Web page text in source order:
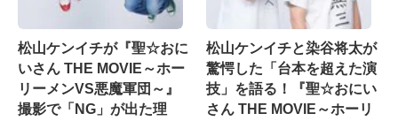
松山ケンイチが『聖☆おに
いさん THE MOVIE～ホー
リーメンVS悪魔軍団～』
撮影で「NG」が出た理
松山ケンイチと染谷将太が
驚愕した「台本を超えた演
技」を語る！『聖☆おにい
さん THE MOVIE～ホーリ